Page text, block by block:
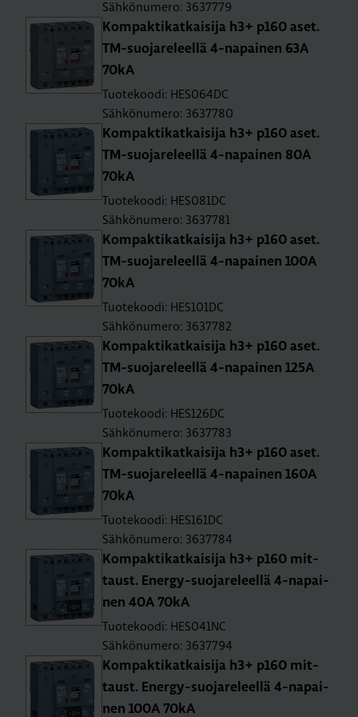
Sähkönumero: 3637779
Kom­pak­ti­kat­kai­si­ja h3+ p160 aset.
TM-suo­ja­re­leel­lä 4-na­pai­nen 63A
70kA
Tuotekoodi: HES064DC
Sähkönumero: 3637780
Kom­pak­ti­kat­kai­si­ja h3+ p160 aset.
TM-suo­ja­re­leel­lä 4-na­pai­nen 80A
70kA
Tuotekoodi: HES081DC
Sähkönumero: 3637781
Kom­pak­ti­kat­kai­si­ja h3+ p160 aset.
TM-suo­ja­re­leel­lä 4-na­pai­nen 100A
70kA
Tuotekoodi: HES101DC
Sähkönumero: 3637782
Kom­pak­ti­kat­kai­si­ja h3+ p160 aset.
TM-suo­ja­re­leel­lä 4-na­pai­nen 125A
70kA
Tuotekoodi: HES126DC
Sähkönumero: 3637783
Kom­pak­ti­kat­kai­si­ja h3+ p160 aset.
TM-suo­ja­re­leel­lä 4-na­pai­nen 160A
70kA
Tuotekoodi: HES161DC
Sähkönumero: 3637784
Kom­pak­ti­kat­kai­si­ja h3+ p160 mit­
taust. Ener­gy-suo­ja­re­leel­lä 4-na­pai­
nen 40A 70kA
Tuotekoodi: HES041NC
Sähkönumero: 3637794
Kom­pak­ti­kat­kai­si­ja h3+ p160 mit­
taust. Ener­gy-suo­ja­re­leel­lä 4-na­pai­
nen 100A 70kA